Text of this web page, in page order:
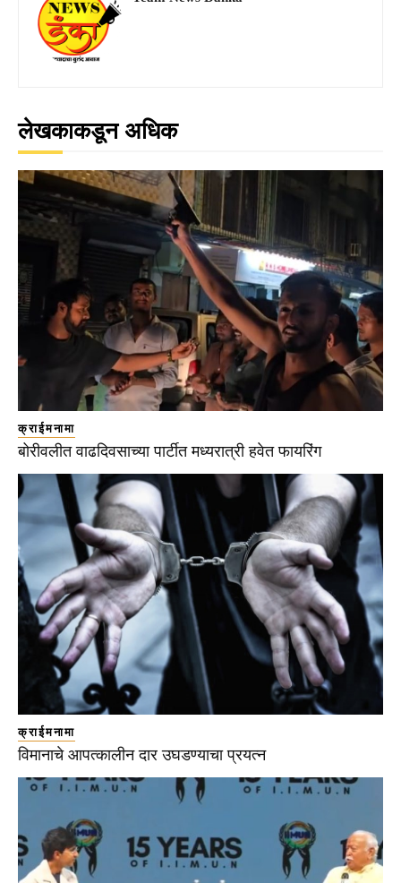
लेखकाकडून अधिक
क्राईमनामा
बोरीवलीत वाढदिवसाच्या पार्टीत मध्यरात्री हवेत फायरिंग
क्राईमनामा
विमानाचे आपत्कालीन दार उघडण्याचा प्रयत्न